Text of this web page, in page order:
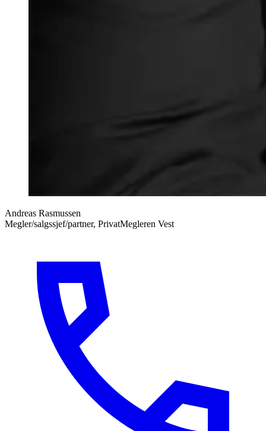
Andreas Rasmussen
Megler/salgssjef/partner, PrivatMegleren Vest